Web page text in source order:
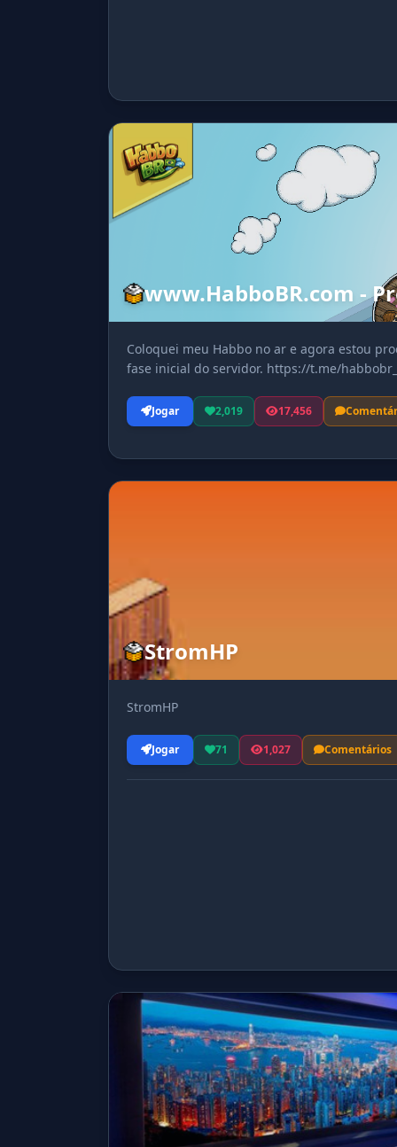
www.HabboBR.com -
Coloquei meu Habbo no ar e agora estou
fase inicial do servidor. https://t.me/
Jogar 2,019 17,456
StromHP
StromHP
Jogar 71 1,027 Comentários